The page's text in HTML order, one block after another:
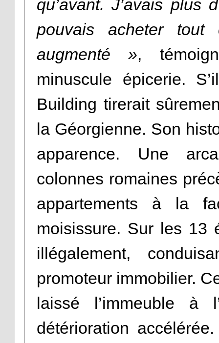
qu’avant. J’avais plus
pouvais acheter
augmenté »,
minuscule épicerie.
Building tirerait
la Géorgienne. Son
apparence. Une
colonnes romaines
appartements à la
moisissure. Sur les 13
illégalement,
promoteur immobilier.
laissé l’immeuble à
détérioration